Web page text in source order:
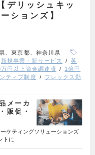
デリッシュキッ
ションズ】
、東京都、神奈川県
新規事業・新サービス
英
円以上資金調達済
1億円
ティブ制度
フレックス勤
メーカ
販促・
ケティングソリューションズ
トに…